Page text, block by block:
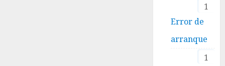
1
Error de
arranque
1